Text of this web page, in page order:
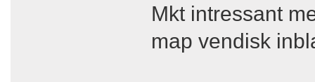
Mkt intressant
map vendisk